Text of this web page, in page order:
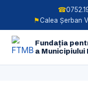
☎
⚑Calea Șerban
Fundația
a